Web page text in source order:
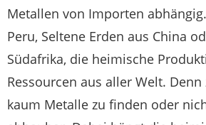
Metallen von Importen
Peru, Seltene Erden aus China
Südafrika, die heimische
Ressourcen aus aller Welt.
kaum Metalle zu finden oder